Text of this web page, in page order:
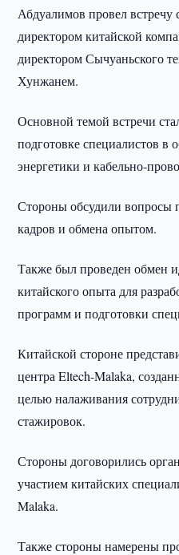
Абдуалимов провел
директором китайской
директором Сычуаньского
Хунжанем.
Основной темой встречи
подготовке специалистов в
энергетики и кабельно-
Стороны обсудили
кадров и обмена опытом.
Также был проведен обмен
китайского опыта для
программ и подготовки
Китайской стороне
центра Eltech-Malaka,
целью налаживания
стажировок.
Стороны договорились
участием китайских
Malaka.
Также стороны намерены